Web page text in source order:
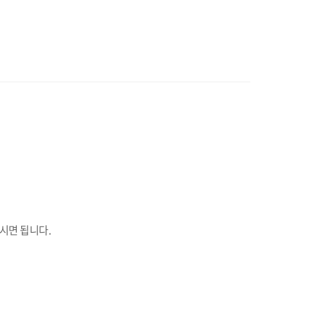
면 됩니다.